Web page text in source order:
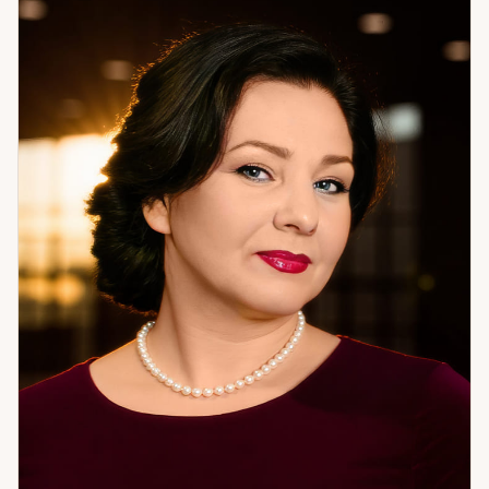
влиянием — со стороны родительской семьи. Решение
было нестандартным — переезд. Они решились. Ситуация
изменилась кардинально. Я помогаю разобраться в том,
что происходит, и найти путь к результату. Не теорию — а
то, что можно применить. Если вам нужна системная
работа с ситуацией — приходите.